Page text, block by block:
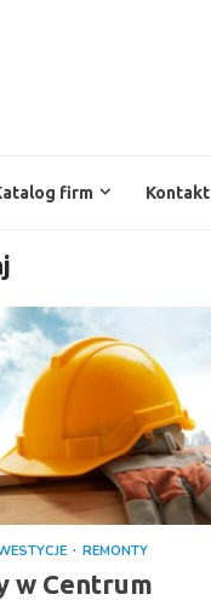
firm Kontakt
REMONTY
w Centrum